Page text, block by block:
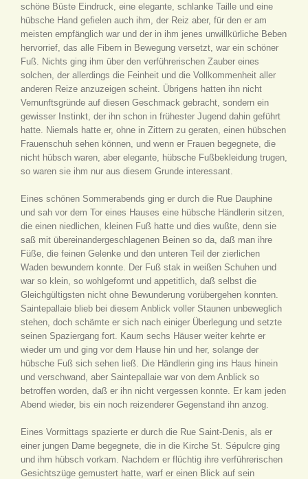
schöne Büste Eindruck, eine elegante, schlanke Taille und eine
hübsche Hand gefielen auch ihm, der Reiz aber, für den er am
meisten empfänglich war und der in ihm jenes unwillkürliche Beben
hervorrief, das alle Fibern in Bewegung versetzt, war ein schöner
Fuß. Nichts ging ihm über den verführerischen Zauber eines
solchen, der allerdings die Feinheit und die Vollkommenheit aller
anderen Reize anzuzeigen scheint. Übrigens hatten ihn nicht
Vernunftsgründe auf diesen Geschmack gebracht, sondern ein
gewisser Instinkt, der ihn schon in frühester Jugend dahin geführt
hatte. Niemals hatte er, ohne in Zittern zu geraten, einen hübschen
Frauenschuh sehen können, und wenn er Frauen begegnete, die
nicht hübsch waren, aber elegante, hübsche Fußbekleidung trugen,
so waren sie ihm nur aus diesem Grunde interessant.
Eines schönen Sommerabends ging er durch die Rue Dauphine
und sah vor dem Tor eines Hauses eine hübsche Händlerin sitzen,
die einen niedlichen, kleinen Fuß hatte und dies wußte, denn sie
saß mit übereinandergeschlagenen Beinen so da, daß man ihre
Füße, die feinen Gelenke und den unteren Teil der zierlichen
Waden bewundern konnte. Der Fuß stak in weißen Schuhen und
war so klein, so wohlgeformt und appetitlich, daß selbst die
Gleichgültigsten nicht ohne Bewunderung vorübergehen konnten.
Saintepallaie blieb bei diesem Anblick voller Staunen unbeweglich
stehen, doch schämte er sich nach einiger Überlegung und setzte
seinen Spaziergang fort. Kaum sechs Häuser weiter kehrte er
wieder um und ging vor dem Hause hin und her, solange der
hübsche Fuß sich sehen ließ. Die Händlerin ging ins Haus hinein
und verschwand, aber Saintepallaie war von dem Anblick so
betroffen worden, daß er ihn nicht vergessen konnte. Er kam jeden
Abend wieder, bis ein noch reizenderer Gegenstand ihn anzog.
Eines Vormittags spazierte er durch die Rue Saint-Denis, als er
einer jungen Dame begegnete, die in die Kirche St. Sépulcre ging
und ihm hübsch vorkam. Nachdem er flüchtig ihre verführerischen
Gesichtszüge gemustert hatte, warf er einen Blick auf sein